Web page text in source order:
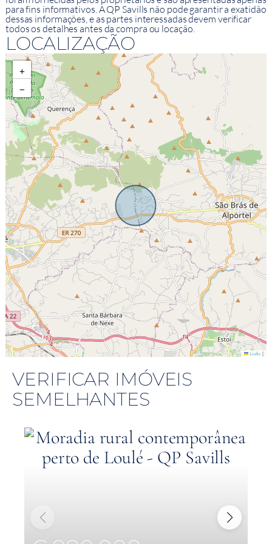
para fins informativos. A QP Savills não pode garantir a exatidão
dessas informações, e as partes interessadas devem verificar
todos os detalhes antes da compra ou locação.
LOCALIZAÇÃO
+
−
Leaflet |
VERIFICAR IMÓVEIS
SEMELHANTES